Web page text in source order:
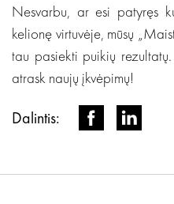
Nesvarbu, ar esi patyręs
kelionę virtuvėje, mūsų
tau pasiekti puikių
atrask naujų įkvėpimų!
Dalintis: